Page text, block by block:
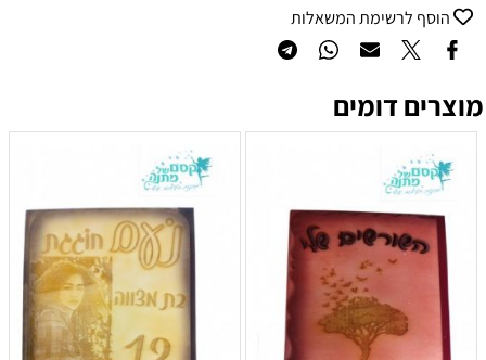
הוסף לרשימת המשאלות
מוצרים דומים